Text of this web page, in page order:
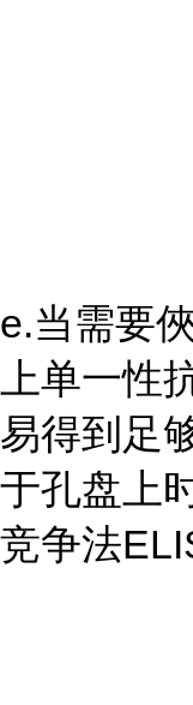
e.当需要
上单一性
易得到足
于孔盘上
竞争法